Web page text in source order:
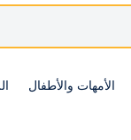
الأمهات والأطفال